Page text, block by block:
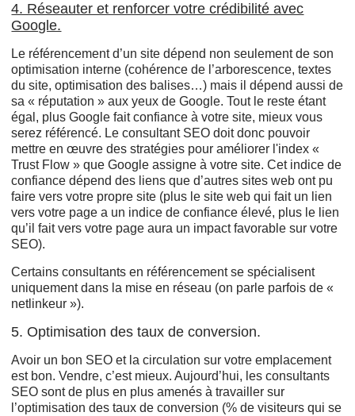
4. Réseauter et renforcer votre crédibilité avec
Google.
Le référencement d’un site dépend non seulement de son
optimisation interne (cohérence de l’arborescence, textes
du site, optimisation des balises…) mais il dépend aussi de
sa « réputation » aux yeux de Google. Tout le reste étant
égal, plus Google fait confiance à votre site, mieux vous
serez référencé. Le consultant SEO doit donc pouvoir
mettre en œuvre des stratégies pour améliorer l'index «
Trust Flow » que Google assigne à votre site. Cet indice de
confiance dépend des liens que d’autres sites web ont pu
faire vers votre propre site (plus le site web qui fait un lien
vers votre page a un indice de confiance élevé, plus le lien
qu’il fait vers votre page aura un impact favorable sur votre
SEO).
Certains consultants en référencement se spécialisent
uniquement dans la mise en réseau (on parle parfois de «
netlinkeur »).
5. Optimisation des taux de conversion.
Avoir un bon SEO et la circulation sur votre emplacement
est bon. Vendre, c’est mieux. Aujourd’hui, les consultants
SEO sont de plus en plus amenés à travailler sur
l’optimisation des taux de conversion (% de visiteurs qui se